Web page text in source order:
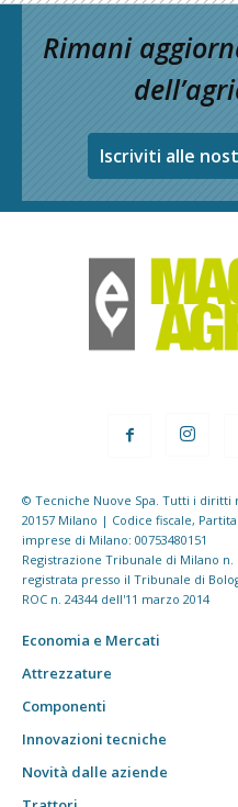
Rimani
Iscriviti alle
© Tecniche Nuove Spa. Tutti i diritti
20157 Milano | Codice fiscale,
imprese di Milano: 00753480151
Registrazione Tribunale di Milano
registrata presso il Tribunale di
ROC n. 24344 dell'11 marzo 2014
Economia e Mercati
Attrezzature
Componenti
Innovazioni tecniche
Novità dalle aziende